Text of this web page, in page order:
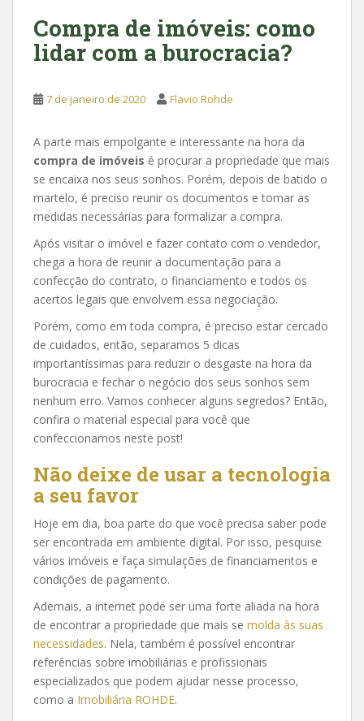
Compra de imóveis: como
lidar com a burocracia?
7 de janeiro de 2020 Flavio Rohde
A parte mais empolgante e interessante na hora da
compra de imóveis é procurar a propriedade que mais
se encaixa nos seus sonhos. Porém, depois de batido o
martelo, é preciso reunir os documentos e tomar as
medidas necessárias para formalizar a compra.
Após visitar o imóvel e fazer contato com o vendedor,
chega a hora de reunir a documentação para a
confecção do contrato, o financiamento e todos os
acertos legais que envolvem essa negociação.
Porém, como em toda compra, é preciso estar cercado
de cuidados, então, separamos 5 dicas
importantíssimas para reduzir o desgaste na hora da
burocracia e fechar o negócio dos seus sonhos sem
nenhum erro. Vamos conhecer alguns segredos? Então,
confira o material especial para você que
confeccionamos neste post!
Não deixe de usar a tecnologia
a seu favor
Hoje em dia, boa parte do que você precisa saber pode
ser encontrada em ambiente digital. Por isso, pesquise
vários imóveis e faça simulações de financiamentos e
condições de pagamento.
Ademais, a internet pode ser uma forte aliada na hora
de encontrar a propriedade que mais se molda às suas
necessidades. Nela, também é possível encontrar
referências sobre imobiliárias e profissionais
especializados que podem ajudar nesse processo,
como a Imobiliária ROHDE.